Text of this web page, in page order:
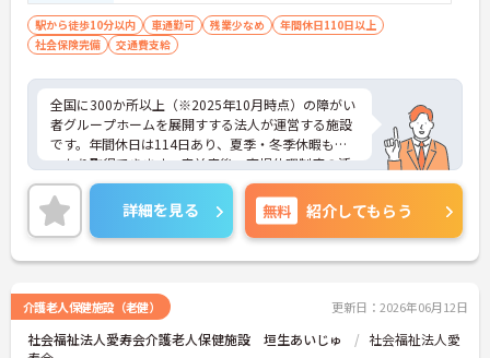
通自動車運転免許(AT限定可)
駅から徒歩10分以内 車通勤可 残業少なめ
年間休日110日以上
社会保険完備
交通費支給
全国に300か所以上（※2025年10月時点）の障がい
者グループホームを展開すする法人が運営する施設
です。年間休日は114日あり、夏季・冬季休暇もし
っかり取得できます。産前産後・育児休暇制度の活
用実績も豊富で、子育て中の方も多数活躍してお
り、ライフステージに変化があっても安心して長く
働ける環境です。職場では20代から60代まで幅広い
年代のスタッフがそれぞれの経験を活かして活躍し
ています。一般社員研修や外部勉強会受講支援な
心です。また、請求・申請業務は本社専門部署が一
括対応するため、利用者さまへの支援に集中できま
す。キャリアアップを目指したい方、プライベート
詳細を見る 無料 紹介してもらう
介護老人保健施設（老健） 更新日：2026年06月12日
社会福祉法人愛寿会介護老人保健施設 垣生あいじゅ
社会福祉法人愛